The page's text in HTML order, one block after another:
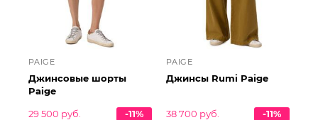
PAIGE
Джинсовые шорты
Paige
29 500 руб.
-11%
PAIGE
Джинсы Rumi Paige
38 700 руб.
-11%